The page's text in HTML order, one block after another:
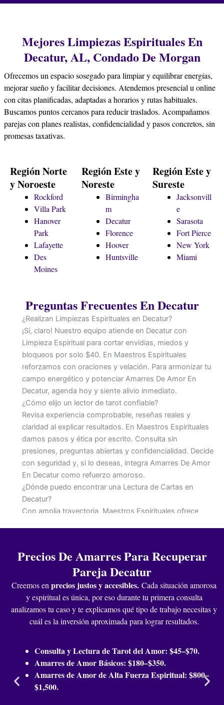
Mejores Limpiezas Espirituales En
Decatur, AL, Condado De Morgan
Ofrecemos un espacio sosegado para limpiar y equilibrar energías,
mejorar sueño y facilitar decisiones. Atendemos presencial u online
con citas planificadas, adaptadas a horarios y rutas habituales.
Buscamos puntos cercanos para reducir traslados. Acompañamos
parejas con planes realistas, confidencialidad y pasos concretos, sin
promesas taxativas.
Región Norte
y Noroeste
Rockford
Villa Park
Hanover
Park
Lafayette
Des
Moines
Región Este y
Noreste
Birmingha
m
Decatur
Florence
Hoover
Huntsville
Región Este y
Sureste
Jacksonvill
e
Sarasota
Fort Pierce
New York
Miami
Preguntas Frecuentes En Decatur
¿Realizan Limpiezas Espirituales en Decatur?
¡Sí, claro! Nuestro equipo atiende en Decatur con
Limpieza Espiritual para cortar envidias, miedos y
bloqueos por solo $40. En Maestros Espirituales
reforzamos con oraciones y velación. Para armonizar tu
campo energético y potenciar Amarres De Amor En
Decatur, agenda hoy y siente alivio inmediato.
¿Cómo elijo un lector de tarot confiable?
Revisa experiencia comprobable, reseñas reales y
claridad al explicar resultados. En Maestros Espirituales
damos pasos y ética por escrito. Consulta sin
presiones, preguntas abiertas y confidencialidad. Decide
con seguridad y, si lo deseas, integra Amarres De Amor
En Decatur como refuerzo amoroso.
¿Dónde puedo encontrar una Lectura de Cartas en
Decatur?
Con amplia trayectoria, Maestros Espirituales ofrece
complementar con Amarres De Amor En Decatur
cuando el caso lo exige para reconciliar y abrir caminos
afectivos.
¿Qué diferencia hay entre hechizos y rituales?
En Maestros Espirituales, hechizos son acciones
puntuales; rituales integran etapas y ofrendas para
rituales con Amarres De Amor En Decatur buscando
resultados consistentes y medibles.
¿Qué productos de Botánica puedo encontrar en
Decatur?
Precios De Amarres Para Recuperar
Pareja Decatur
Creemos en precios justos y accesibles. Cada situación amorosa
y espiritual es única, por eso durante tu primera consulta
analizamos tu caso y te explicamos qué tipo de trabajo necesitas y
cuál es la inversión aproximada para lograr resultados.
Consulta y Lectura de Tarot del Amor: $45–$70.
Amarres de Amor Básicos: $180–$350.
Amarres de Amor de Alta Fuerza Espiritual: $800–
$1,500.